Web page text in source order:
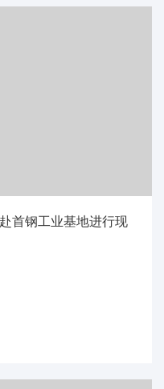
首钢工业基地进行现